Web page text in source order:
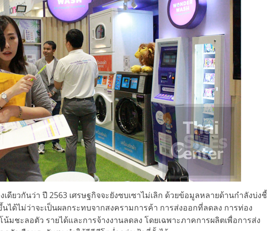
ยวกันว่า ปี 2563 เศรษฐกิจจะยังซบเซาไม่เลิก ด้วยข้อมูลหลายด้านกำลังบ่งชี้
ได้ไม่ว่าจะเป็นผลกระทบจากสงครามการค้า การส่งออกที่ลดลง การท่อง
มชะลอตัว รายได้และการจ้างงานลดลง โดยเฉพาะภาคการผลิตเพื่อการส่ง